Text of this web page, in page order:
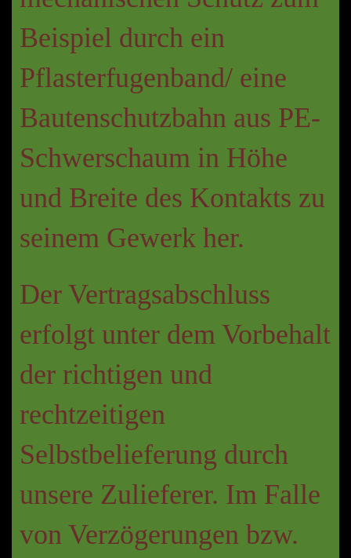
Beispiel durch ein
Pflasterfugenband/ eine
Bautenschutzbahn aus PE-
Schwerschaum in Höhe
und Breite des Kontakts zu
seinem Gewerk her.
Der Vertragsabschluss
erfolgt unter dem Vorbehalt
der richtigen und
rechtzeitigen
Selbstbelieferung durch
unsere Zulieferer. Im Falle
von Verzögerungen bzw.